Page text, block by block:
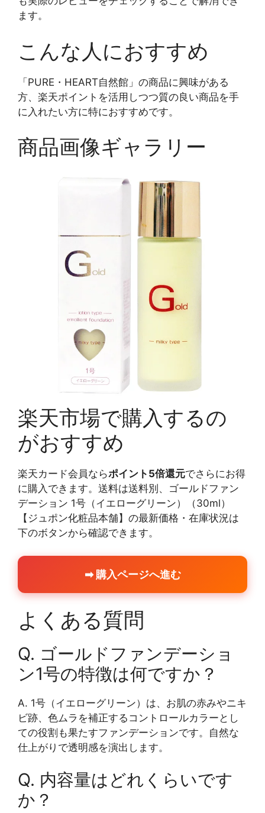
ます。
こんな人におすすめ
「PURE・HEART自然館」の商品に興味がある
方、楽天ポイントを活用しつつ質の良い商品を手
に入れたい方に特におすすめです。
商品画像ギャラリー
楽天市場で購入するの
がおすすめ
楽天カード会員ならポイント5倍還元でさらにお得
に購入できます。送料は送料別、ゴールドファン
デーション 1号（イエローグリーン）（30ml）
【ジュポン化粧品本舗】の最新価格・在庫状況は
下のボタンから確認できます。
➡ 購入ページへ進む
よくある質問
Q. ゴールドファンデーショ
ン1号の特徴は何ですか？
A. 1号（イエローグリーン）は、お肌の赤みやニキ
ビ跡、色ムラを補正するコントロールカラーとし
ての役割も果たすファンデーションです。自然な
仕上がりで透明感を演出します。
Q. 内容量はどれくらいです
か？